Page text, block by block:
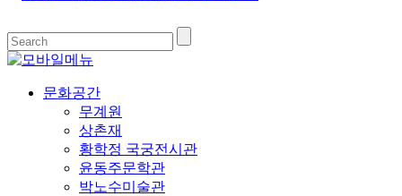
문화공간
무계원
상촌재
황학정 국궁전시관
윤동주문학관
박노수미술관